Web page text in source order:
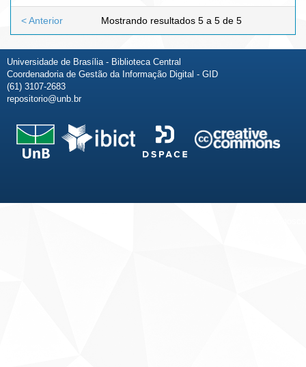
Mostrando resultados 5 a 5 de 5
< Anterior
Universidade de Brasília - Biblioteca Central
Coordenadoria de Gestão da Informação Digital - GID
(61) 3107-2683
repositorio@unb.br